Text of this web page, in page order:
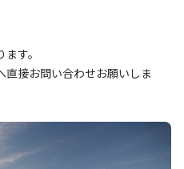
す。
直接お問い合わせお願いしま